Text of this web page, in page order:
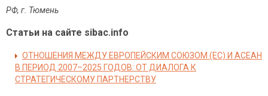
РФ, г. Тюмень
Статьи на сайте sibac.info
ОТНОШЕНИЯ МЕЖДУ ЕВРОПЕЙСКИМ СОЮЗОМ (ЕС) И АСЕАН
В ПЕРИОД 2007–2025 ГОДОВ: ОТ ДИАЛОГА К
СТРАТЕГИЧЕСКОМУ ПАРТНЕРСТВУ